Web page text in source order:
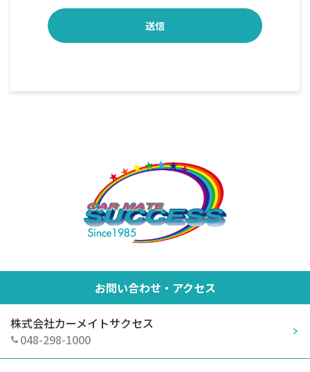
お問い合わせ・アクセス
株式会社カーメイトサクセス
048-298-1000